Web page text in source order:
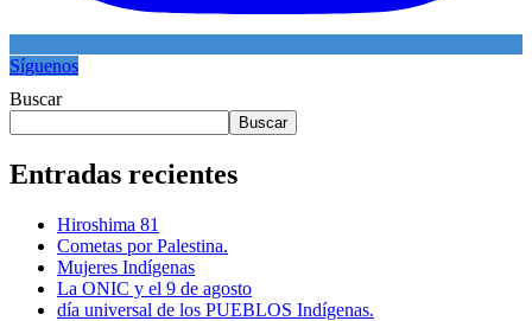
Síguenos
Buscar
Buscar
Entradas recientes
Hiroshima 81
Cometas por Palestina.
Mujeres Indígenas
La ONIC y el 9 de agosto
día universal de los PUEBLOS Indígenas.